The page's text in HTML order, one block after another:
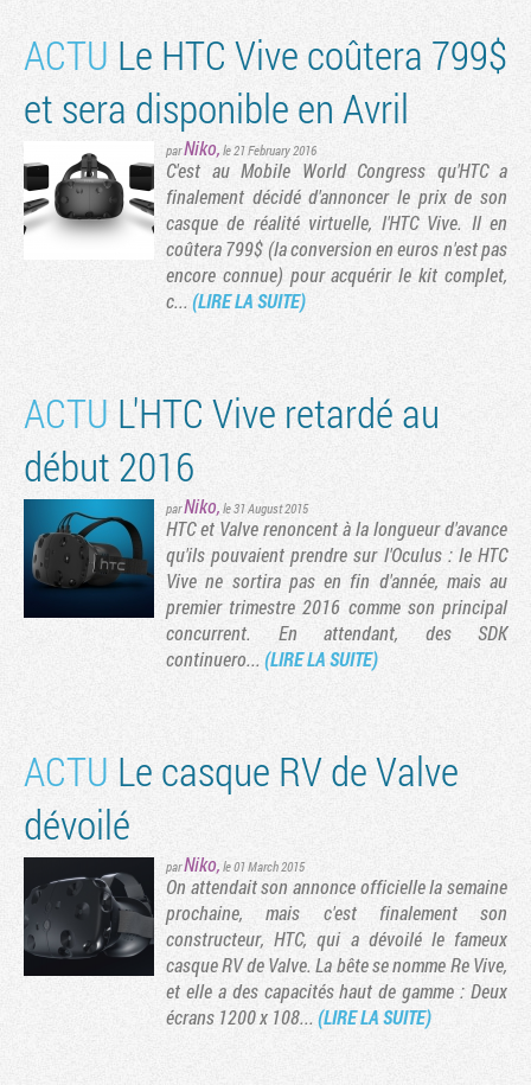
ACTU Le HTC Vive coûtera 799$
et sera disponible en Avril
parNiko, le 21 February 2016
C'est au Mobile World Congress qu'HTC a
finalement décidé d'annoncer le prix de son
casque de réalité virtuelle, l'HTC Vive. Il en
coûtera 799$ (la conversion en euros n'est pas
encore connue) pour acquérir le kit complet,
c...(LIRE LA SUITE)
ACTU L'HTC Vive retardé au
début 2016
parNiko, le 31 August 2015
HTC et Valve renoncent à la longueur d'avance
qu'ils pouvaient prendre sur l'Oculus : le HTC
Vive ne sortira pas en fin d'année, mais au
premier trimestre 2016 comme son principal
concurrent. En attendant, des SDK
continuero... (LIRE LA SUITE)
ACTU Le casque RV de Valve
dévoilé
parNiko, le 01 March 2015
On attendait son annonce officielle la semaine
prochaine, mais c'est finalement son
constructeur, HTC, qui a dévoilé le fameux
casque RV de Valve. La bête se nomme Re Vive,
et elle a des capacités haut de gamme : Deux
écrans 1200 x 108...(LIRE LA SUITE)